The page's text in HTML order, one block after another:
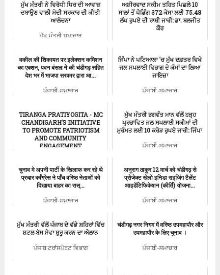
ਮੁੱਖ ਮੰਤਰੀ ਨੇ ਵਿਰੋਧੀ ਧਿਰ ਦੀ ਆਵਾਜ਼
ਦਬਾਉਣ ਵਾਲੀ ਮੋਦੀ ਸਰਕਾਰ ਦੀ ਕੀਤੀ
ਆਲੋਚਨਾ
ਮੁੱਖ ਮੰਤਰੀ ਸਮਾਚਾਰ
ਅਸ਼ੀਰਵਾਦ ਸਕੀਮ ਤਹਿਤ ਪਿਛਲੇ 10
ਸਾਲਾਂ ਤੋਂ ਪੈਡਿੰਗ 372 ਕੇਸਾ ਲਈ 75.48
ਲੱਖ ਰੁਪਏ ਦੀ ਰਾਸ਼ੀ ਜਾਰੀ: ਡਾ. ਬਲਜੀਤ
ਕੌਰ
वकील की शिकायत पर इलेक्शन कमिशन
का एक्शन, पवन बंसल ने की चंडीगढ़ सहित
देश भर में भाजपा सरकार द्वारा आ...
ਪੰਜਾਬੀ-ਸਮਾਚਾਰ
ਜਿੰਪਾ ਨੇ ਪਟਿਆਲਾ 'ਚ ਮੁੱਖ ਦਫ਼ਤਰ ਵਿਖੇ
ਜਲ ਸਪਲਾਈ ਵਿਭਾਗ ਦੇ ਕੰਮਾਂ ਦਾ ਲਿਆ
ਜਾਇਜ਼ਾ
ਪੰਜਾਬੀ-ਸਮਾਚਾਰ
TIRANGA PRATIYOGITA - MC
CHANDIGARH’S INITIATIVE
TO PROMOTE PATRIOTISM
AND COMMUNITY
ENGAGEMENT
ਮੁੱਖ ਮੰਤਰੀ ਭਗਵੰਤ ਮਾਨ ਵੱਲੋਂ ਹੜ੍ਹ
ਪ੍ਰਭਾਵਿਤ ਜਲ ਸਪਲਾਈ ਸਕੀਮਾਂ ਦੀ
ਮੁਰੰਮਤ ਲਈ 10 ਕਰੋੜ ਰੁਪਏ ਜਾਰੀ: ਜਿੰਪਾ
ਪੰਜਾਬੀ-ਸਮਾਚਾਰ
चुनाव मे अपनी पार्टी के खिलाफ कर रहे थे
प्रचार काँग्रेस ने पाँच वरिष्ठ नेताओं को
दिखाया बाहर का रास्...
ਪੰਜਾਬੀ-ਸਮਾਚਾਰ
अनुराग ठाकुर 12 मार्च को चंडीगढ़ से
प्रोजेक्ट खेलो इनिडा राइजिंग टैलेंट
आइडेंटिफिकेशन (कीर्ति) योजना...
ਪੰਜਾਬੀ-ਸਮਾਚਾਰ
ਮੁੱਖ ਮੰਤਰੀ ਵੱਲੋਂ ਪੰਜਾਬ ਦੇ ਵੱਡੇ ਸ਼ਹਿਰਾਂ ਵਿੱਚ
ਸ਼ਟਲ ਬੱਸ ਸੇਵਾ ਸ਼ੁਰੂ ਕਰਨ ਦਾ ਐਲਾਨ
ਪੰਜਾਬ ਟਰਾਂਸਪੋਰਟ ਵਿਭਾਗ
चंडीगढ़ नगर निगम में वरिष्ठ उपमहापौर और
उपमहापौर के लिए चुनाव ।
ਪੰਜਾਬੀ-ਸਮਾਚਾਰ